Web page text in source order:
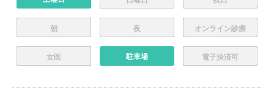
朝 夜 オンライン診療
女医 駐車場 電子決済可